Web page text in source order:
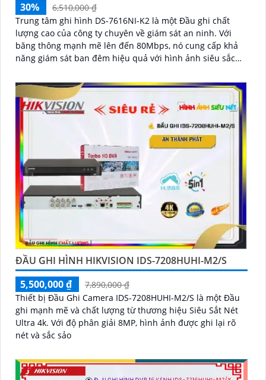
30%
6,510,000 ₫
Trung tâm ghi hình DS-7616NI-K2 là một Đầu ghi chất
lượng cao của công ty chuyên về giám sát an ninh. Với
băng thông mạnh mẽ lên đến 80Mbps, nó cung cấp khả
năng giám sát ban đêm hiệu quả với hình ảnh siêu sắc
ĐẦU GHI HÌNH HIKVISION IDS-7208HUHI-M2/S
5,500,000 ₫
7,890,000 ₫
Thiết bị Đầu Ghi Camera IDS-7208HUHI-M2/S là một Đầu
ghi mạnh mẽ và chất lượng từ thương hiệu Siêu Sắt Nét
Ultra 4k. Với độ phân giải 8MP, hình ảnh được ghi lại rõ
nét và sắc sảo